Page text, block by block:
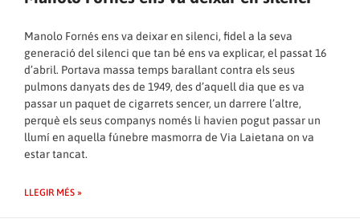
Manolo Fornés ens va deixar en silenci, fidel a la seva
generació del silenci que tan bé ens va explicar, el passat 16
d’abril. Portava massa temps barallant contra els seus
pulmons danyats des de 1949, des d’aquell dia que es va
passar un paquet de cigarrets sencer, un darrere l’altre,
perquè els seus companys només li havien pogut passar un
llumí en aquella fúnebre masmorra de Via Laietana on va
estar tancat.
LLEGIR MÉS »